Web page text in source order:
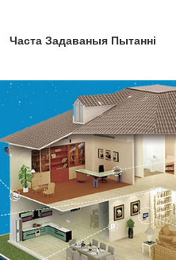
Часта Задаваныя Пытанні